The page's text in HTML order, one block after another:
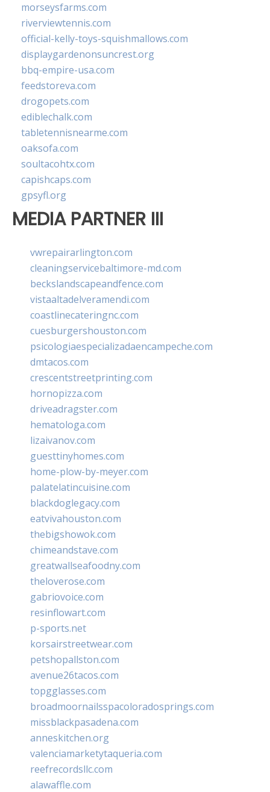
morseysfarms.com
riverviewtennis.com
official-kelly-toys-squishmallows.com
displaygardenonsuncrest.org
bbq-empire-usa.com
feedstoreva.com
drogopets.com
ediblechalk.com
tabletennisnearme.com
oaksofa.com
soultacohtx.com
capishcaps.com
gpsyfl.org
MEDIA PARTNER III
vwrepairarlington.com
cleaningservicebaltimore-md.com
beckslandscapeandfence.com
vistaaltadelveramendi.com
coastlinecateringnc.com
cuesburgershouston.com
psicologiaespecializadaencampeche.com
dmtacos.com
crescentstreetprinting.com
hornopizza.com
driveadragster.com
hematologa.com
lizaivanov.com
guesttinyhomes.com
home-plow-by-meyer.com
palatelatincuisine.com
blackdoglegacy.com
eatvivahouston.com
thebigshowok.com
chimeandstave.com
greatwallseafoodny.com
theloverose.com
gabriovoice.com
resinflowart.com
p-sports.net
korsairstreetwear.com
petshopallston.com
avenue26tacos.com
topgglasses.com
broadmoornailsspacoloradosprings.com
missblackpasadena.com
anneskitchen.org
valenciamarketytaqueria.com
reefrecordsllc.com
alawaffle.com